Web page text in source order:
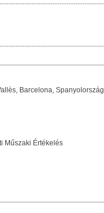
Barcelona, Spanyolország
Műszaki Értékelés